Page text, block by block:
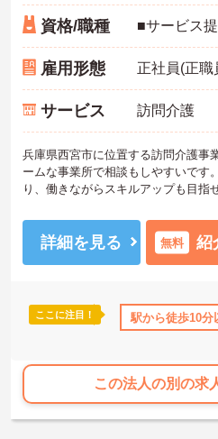
資格/職種
雇用形態 正社員(正職
サービス 訪問介護
兵庫県西宮市に位置する訪問介護事
ームな事業所で相談もしやすいです
り、働きながらスキルアップも目指
いたしますのでお気軽にご相談くだ
詳細を見る 無料 紹
ここに注目！ 駅から徒歩10分
この法人の別の求